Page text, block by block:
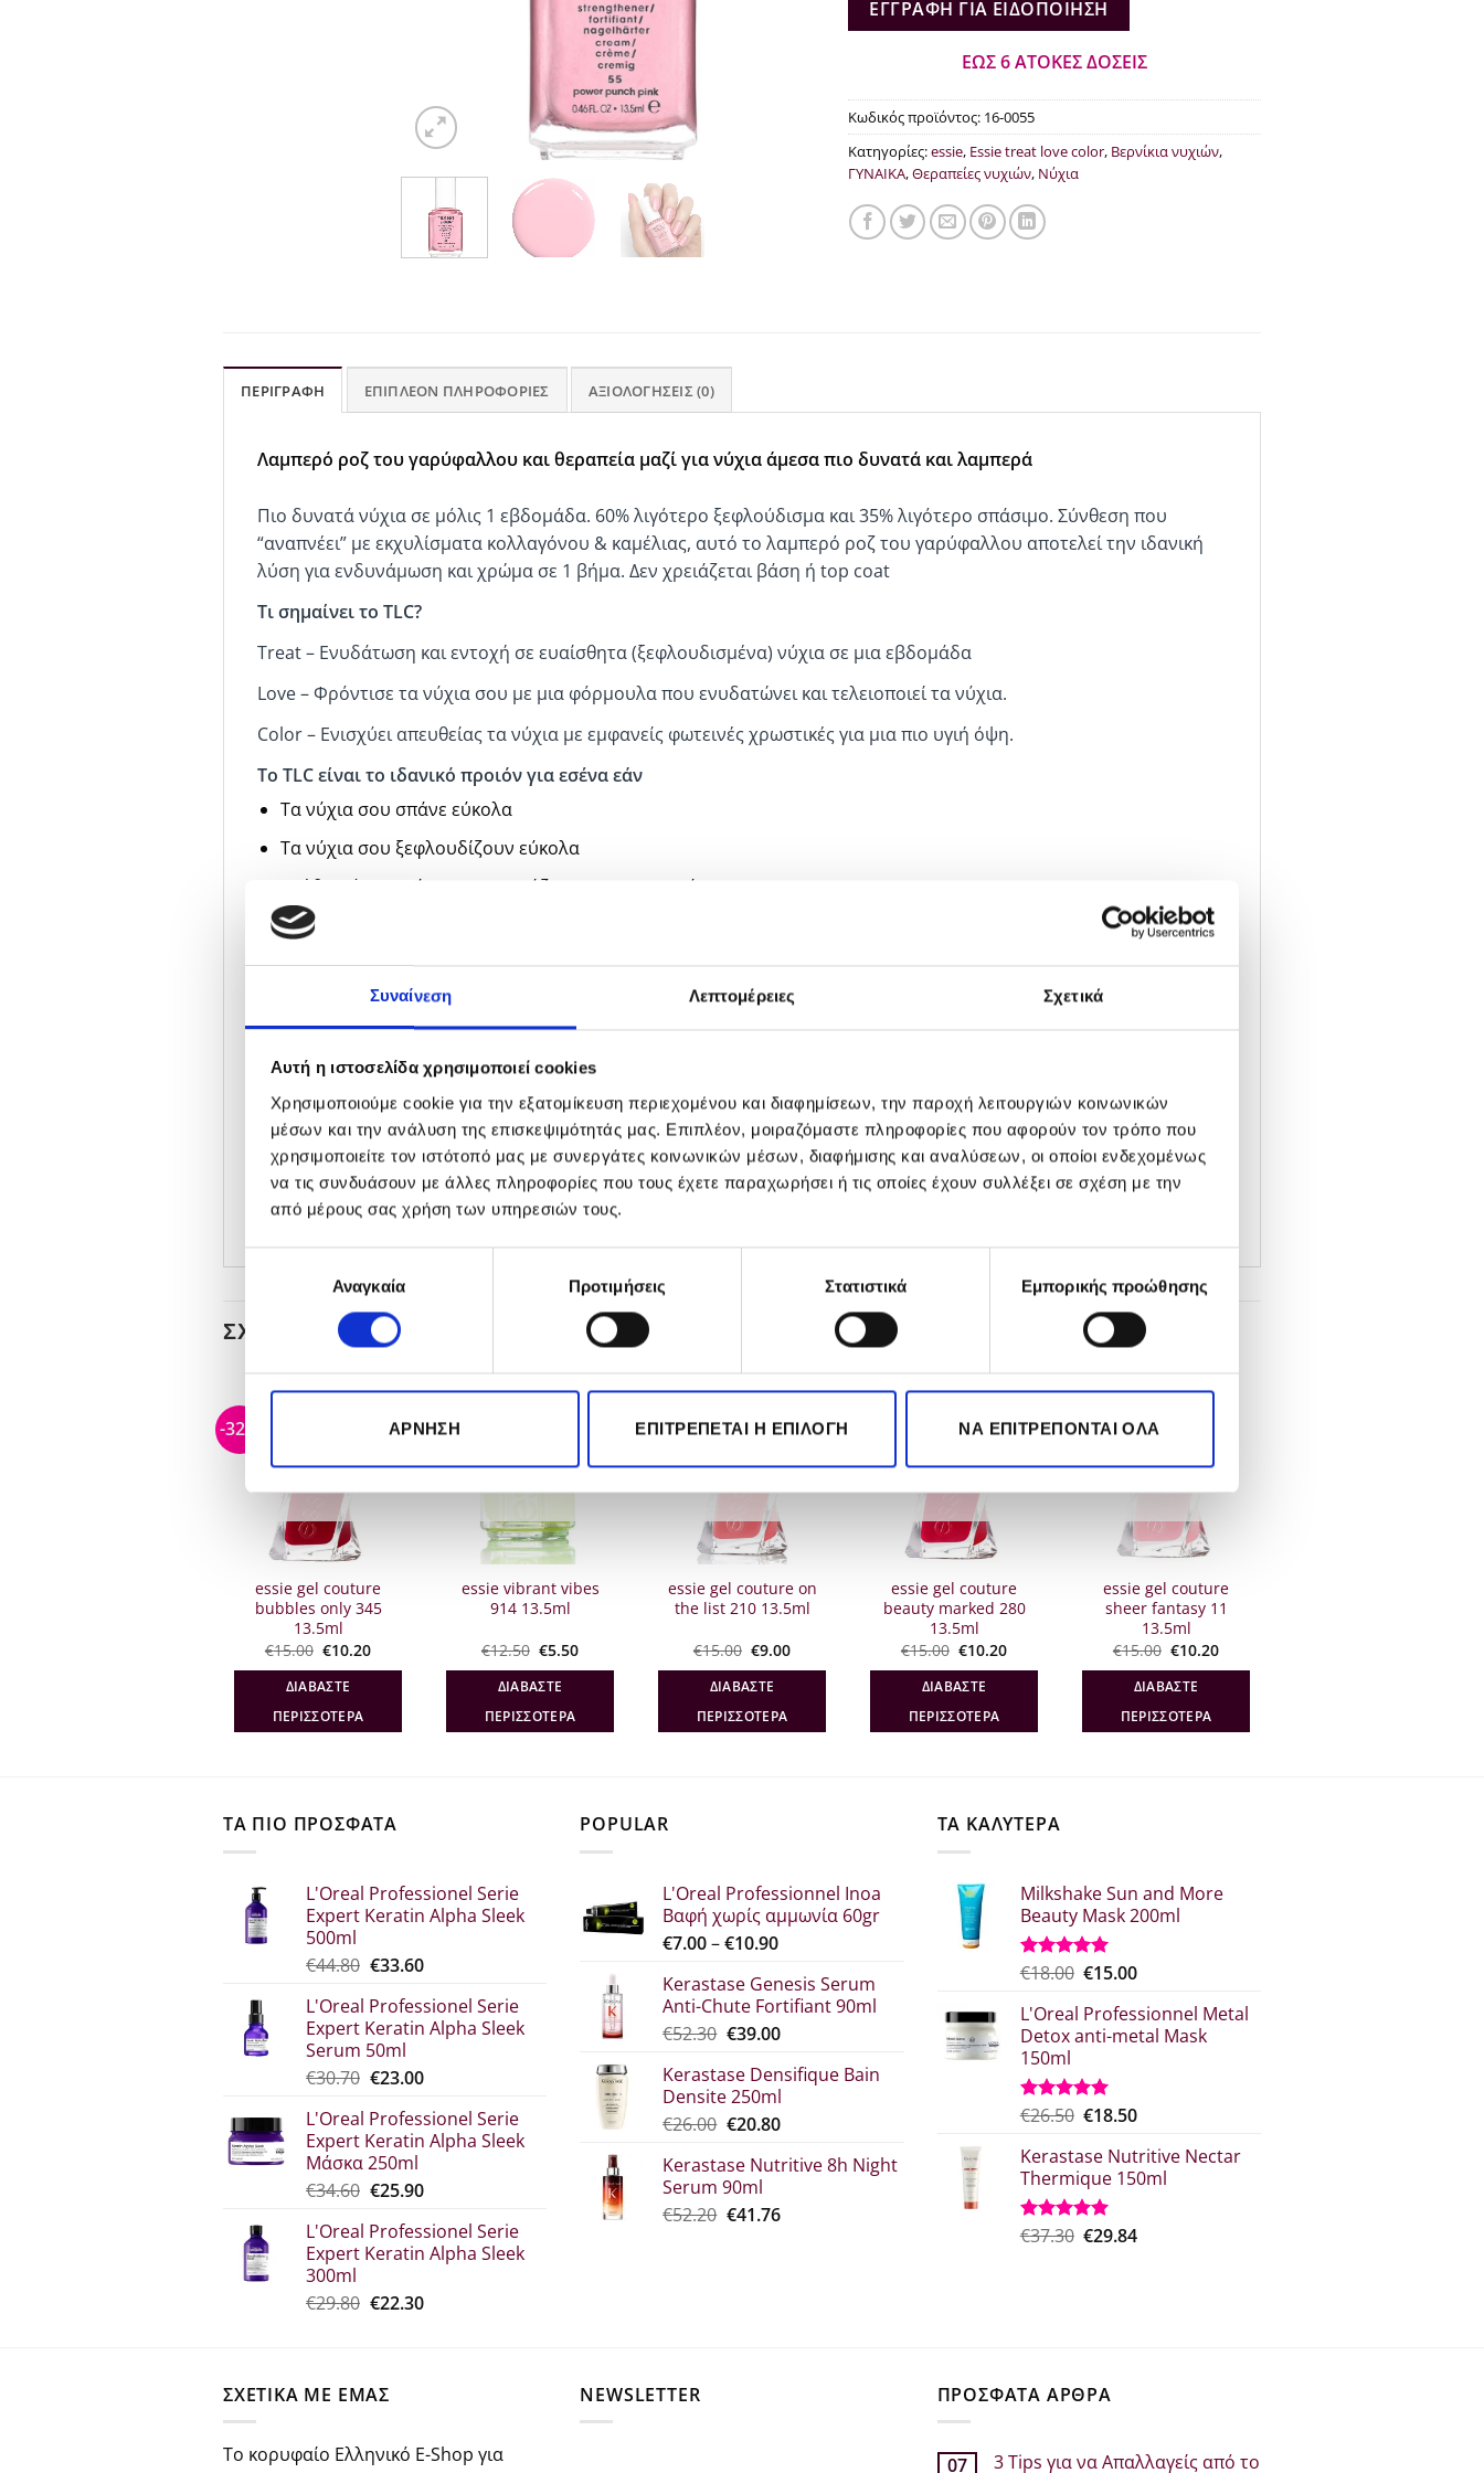
Συναίνεση Λεπτομέρειες Σχετικά
Αυτή η ιστοσελίδα χρησιμοποιεί cookies
Χρησιμοποιούμε cookie για την εξατομίκευση περιεχομένου και διαφημίσεων, την παροχή λειτουργιών κοινωνικών
μέσων και την ανάλυση της επισκεψιμότητάς μας. Επιπλέον, μοιραζόμαστε πληροφορίες που αφορούν τον τρόπο που
χρησιμοποιείτε τον ιστότοπό μας με συνεργάτες κοινωνικών μέσων, διαφήμισης και αναλύσεων, οι οποίοι ενδεχομένως
να τις συνδυάσουν με άλλες πληροφορίες που τους έχετε παραχωρήσει ή τις οποίες έχουν συλλέξει σε σχέση με την
από μέρους σας χρήση των υπηρεσιών τους.
συγκατάθεσηςΑναγκαία Προτιμήσεις Στατιστικά Εμπορικής προώθησης
ΆΡΝΗΣΗ ΕΠΙΤΡΈΠΕΤΑΙ Η ΕΠΙΛΟΓΉ ΝΑ ΕΠΙΤΡΈΠΟΝΤΑΙ ΌΛΑ
€15.00.είναι:
€10.00.
ΕΓΓΡΑΦΉ ΓΙΑ ΕΙΔΟΠΟΊΗΣΗ
ΕΩΣ 6 ΑΤΟΚΕΣ ΔΟΣΕΙΣ
Κωδικός προϊόντος: 16-0055
Κατηγορίες:essie, Essie treat love color, Βερνίκια νυχιών,
ΓΥΝΑΙΚΑ,Θεραπείες νυχιών, Νύχια
ΠΕΡΙΓΡΑΦΉ ΕΠΙΠΛΈΟΝ ΠΛΗΡΟΦΟΡΊΕΣ ΑΞΙΟΛΟΓΉΣΕΙΣ (0)
Λαμπερό ροζ του γαρύφαλλου και θεραπεία μαζί για νύχια άμεσα πιο δυνατά και λαμπερά
Πιο δυνατά νύχια σε μόλις 1 εβδομάδα. 60% λιγότερο ξεφλούδισμα και 35% λιγότερο σπάσιμο. Σύνθεση που
“αναπνέει” με εκχυλίσματα κολλαγόνου & καμέλιας, αυτό το λαμπερό ροζ του γαρύφαλλου αποτελεί την ιδανική
λύση για ενδυνάμωση και χρώμα σε 1 βήμα. Δεν χρειάζεται βάση ή top coat
Τι σημαίνει το TLC?
Treat – Ενυδάτωση και εντοχή σε ευαίσθητα (ξεφλουδισμένα) νύχια σε μια εβδομάδα
Love – Φρόντισε τα νύχια σου με μια φόρμουλα που ενυδατώνει και τελειοποιεί τα νύχια.
Color – Ενισχύει απευθείας τα νύχια με εμφανείς φωτεινές χρωστικές για μια πιο υγιή όψη.
Το TLC είναι το ιδανικό προιόν για εσένα εάν
Τα νύχια σου σπάνε εύκολα
Τα νύχια σου ξεφλουδίζουν εύκολα
Νιώθεις ότι τα νύχια σου χρειάζονται να αναπνεύσουν
Θέλεις να νοιάζεσαι για τα νύχια σου χωρίς να αποφεύγεις το χρώμα
Σου αρέσουν τα βερνίκια με τον ελαφρύ ιριδισμό.
Συμβουλές για την εφαρμογή:
Εφαρμόστε το
Essie Treat Love and Color Strengthener Nail Polish
Τις πρώτες 3 ημέρες της εφαρμογής για καλύτερα αποτελέσματα ξεβάψτε τα νύχια σας κάθε βράδυ περάστε το
βερνίκι ξανά το επόμενο πρωί στη συνέχεια επαναλάβετε τη διαδικασία σε εβδομαδιαία βάση
Εφαρμόστε 2 στρώσεις του προϊόντος για πιο έντονο αποτέλεσμα στο χρώμα
Δεν χρειάζεται βάση ή top coat
ΣΧΕΤΙΚΆ ΠΡΟΪΌΝΤΑ
-32%
essie gel couture
bubbles only 345
13.5ml
€15.00 Original
was:
€15.00.
€10.20Η
ΔΙΑΒΆΣΤΕ
ΠΕΡΙΣΣΌΤΕΡΑ
-56%
essie vibrant vibes
914 13.5ml
€12.50 Original
was:
€12.50.
€5.50Η
ΔΙΑΒΆΣΤΕ
ΠΕΡΙΣΣΌΤΕΡΑ
-40%
essie gel couture on
the list 210 13.5ml
€15.00 Original
was:
€15.00.
€9.00Η
ΔΙΑΒΆΣΤΕ
ΠΕΡΙΣΣΌΤΕΡΑ
essie gel couture
beauty marked 280
13.5ml
€15.00 Original
was:
€15.00.
€10.20Η
ΔΙΑΒΆΣΤΕ
ΠΕΡΙΣΣΌΤΕΡΑ
-32%
essie gel couture
sheer fantasy 11
13.5ml
€15.00 Original
was:
€15.00.
€10.20Η
ΔΙΑΒΆΣΤΕ
ΠΕΡΙΣΣΌΤΕΡΑ
ΤΑ ΠΙΟ ΠΡΟΣΦΑΤΑ
L'Oreal Professionel Serie
Expert Keratin Alpha Sleek
500ml
€44.80 Original
was:
€44.80.
€33.60Η
τιμή
είναι:
L'Oreal Professionel Serie
Expert Keratin Alpha Sleek
Serum 50ml
€30.70 Original
was:
€30.70.
€23.00Η
τιμή
είναι:
L'Oreal Professionel Serie
Expert Keratin Alpha Sleek
Μάσκα 250ml
€34.60 Original
was:
€34.60.
€25.90Η
τιμή
είναι:
L'Oreal Professionel Serie
Expert Keratin Alpha Sleek
300ml
€29.80 Original
€22.30Η
POPULAR
L'Oreal Professionnel Inoa
Βαφή χωρίς αμμωνία 60gr
€7.00–€10.90Price
€7.00
through
€10.90
Kerastase Genesis Serum
Anti-Chute Fortifiant 90ml
€52.30 Original
was:
€52.30.
€39.00Η
τιμή
είναι:
€39.00.
Kerastase Densifique Bain
Densite 250ml
€26.00 Original
was:
€26.00.
€20.80Η
τιμή
€20.80.
Kerastase Nutritive 8h Night
Serum 90ml
€52.20 Original
€41.76Η
ΤΑ ΚΑΛΥΤΕΡΑ
Milkshake Sun and More
Beauty Mask 200ml
Βαθμολογήθηκε
από 5
€18.00 Original
was:
€18.00.
€15.00Η
τιμή
είναι:
L'Oreal Professionnel Metal
Detox anti-metal Mask
150ml
Βαθμολογήθηκε
από 5
€26.50 Original
was:
€26.50.
€18.50Η
τιμή
είναι:
Kerastase Nutritive Nectar
Thermique 150ml
Βαθμολογήθηκε
€37.30 Original
€29.84Η
ΣΧΕΤΙΚΑ ΜΕ ΕΜΑΣ
Το κορυφαίο Ελληνικό E-Shop για
NEWSLETTER ΠΡΟΣΦΑΤΑ ΑΡΘΡΑ
07
3 Tips για να Απαλλαγείς από το